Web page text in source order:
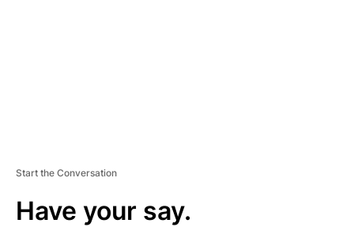
Start the Conversation
Have your say.